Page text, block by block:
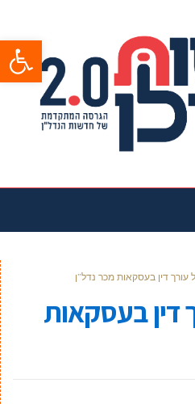
פתח
עורך דין בעסקאות מכר נדל”ן
דין בעסקאות